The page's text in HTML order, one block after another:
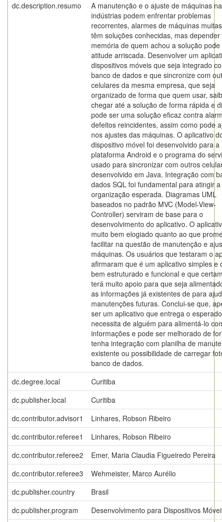
dc.description.resumo
A manutenção e o ajuste de máquinas
indústrias podem enfrentar problemas
recorrentes, alarmes de máquinas
têm soluções conhecidas, mas depender
memória de quem achou a solução
atitude arriscada. Desenvolver um
dispositivos móveis que seja integrado
banco de dados e que sincronize com
celulares da mesma empresa, que seja
organizado de forma que quem usar,
chegar até a solução de forma rápida e
pode ser uma solução eficaz contra
defeitos reincidentes, assim como pode
nos ajustes das máquinas. O aplicativo
dispositivo móvel foi desenvolvido para a
plataforma Android e o programa do
usado para sincronizar com outros
desenvolvido em Java. Integração com
dados SQL foi fundamental para atingir a
organização esperada. Diagramas UML
baseados no padrão MVC (Model-View-
Controller) serviram de base para o
desenvolvimento do aplicativo. O
muito bem elogiado quanto ao que
facilitar na questão de manutenção e
máquinas. Os usuários que testaram o
afirmaram que é um aplicativo simples e
bem estruturado e funcional e que
terá muito apoio para que seja
as informações já existentes de para
manutenções futuras. Conclui-se que,
ser um aplicativo que entrega o
necessita de alguém para alimentá-lo
informações e pode ser melhorado de
tenha integração com planilha de
existente ou possibilidade de carregar
banco de dados.
dc.degree.local
Curitiba
dc.publisher.local
Curitiba
dc.contributor.advisor1
Linhares, Robson Ribeiro
dc.contributor.referee1
Linhares, Robson Ribeiro
dc.contributor.referee2
Emer, Maria Claudia Figueiredo Pereira
dc.contributor.referee3
Wehmeister, Marco Aurélio
dc.publisher.country
Brasil
dc.publisher.program
Desenvolvimento para Dispositivos